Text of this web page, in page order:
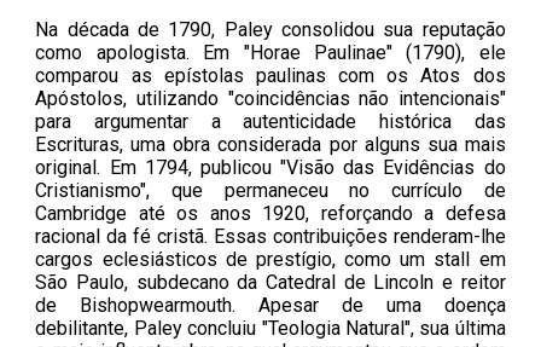
Na década de 1790, Paley consolidou sua reputação
como apologista. Em "Horae Paulinae" (1790), ele
comparou as epístolas paulinas com os Atos dos
Apóstolos, utilizando "coincidências não intencionais"
para argumentar a autenticidade histórica das
Escrituras, uma obra considerada por alguns sua mais
original. Em 1794, publicou "Visão das Evidências do
Cristianismo", que permaneceu no currículo de
Cambridge até os anos 1920, reforçando a defesa
racional da fé cristã. Essas contribuições renderam-lhe
cargos eclesiásticos de prestígio, como um stall em
São Paulo, subdecano da Catedral de Lincoln e reitor
de Bishopwearmouth. Apesar de uma doença
debilitante, Paley concluiu "Teologia Natural", sua última